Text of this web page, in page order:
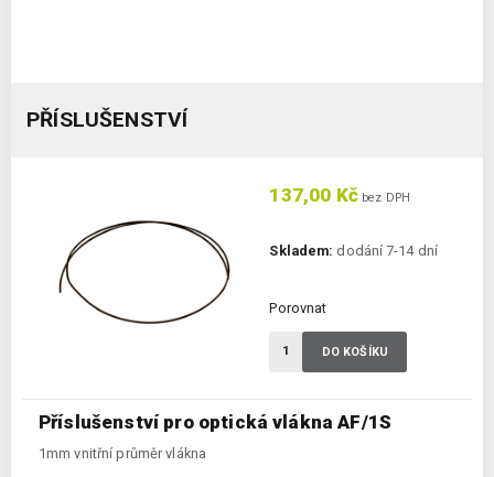
PŘÍSLUŠENSTVÍ
Příslušenství pro optická vlákna AF/1S
1mm vnitřní průměr vlákna
137,00 Kč bez DPH
Skladem: dodání 7-14 dní
Porovnat
DO KOŠÍKU